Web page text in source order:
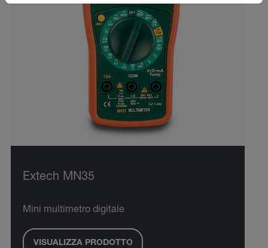
Extech MN35
Mini multimetro digitale
VISUALIZZA PRODOTTO